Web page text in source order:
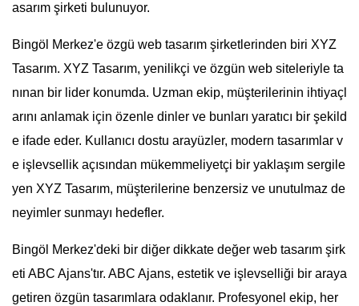
asarım şirketi bulunuyor.
Bingöl Merkez'e özgü web tasarım şirketlerinden biri XYZ
Tasarım. XYZ Tasarım, yenilikçi ve özgün web siteleriyle ta
nınan bir lider konumda. Uzman ekip, müşterilerinin ihtiyaçl
arını anlamak için özenle dinler ve bunları yaratıcı bir şekild
e ifade eder. Kullanıcı dostu arayüzler, modern tasarımlar v
e işlevsellik açısından mükemmeliyetçi bir yaklaşım sergile
yen XYZ Tasarım, müşterilerine benzersiz ve unutulmaz de
neyimler sunmayı hedefler.
Bingöl Merkez'deki bir diğer dikkate değer web tasarım şirk
eti ABC Ajans'tır. ABC Ajans, estetik ve işlevselliği bir araya
getiren özgün tasarımlara odaklanır. Profesyonel ekip, her